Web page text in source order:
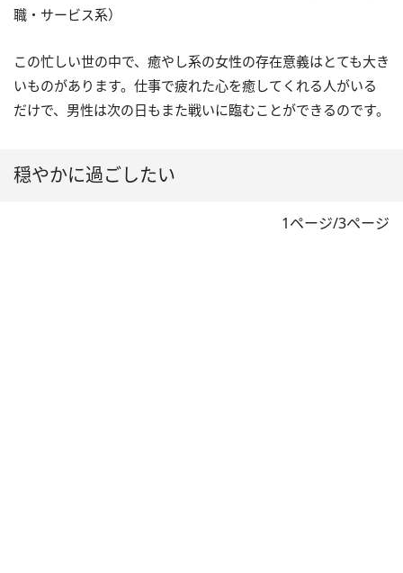
職・サービス系）
この忙しい世の中で、癒やし系の女性の存在意義はとても大き
いものがあります。仕事で疲れた心を癒してくれる人がいる
だけで、男性は次の日もまた戦いに臨むことができるのです。
穏やかに過ごしたい
1ページ/3ページ